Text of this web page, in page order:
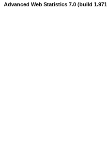
Advanced Web Statistics 7.0 (build